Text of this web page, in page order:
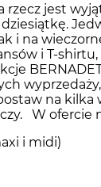
jest
dziesiątkę.
i na
i T-
na
W ofercie
i midi)